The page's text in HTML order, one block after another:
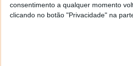
consentimento a qualquer momento
clicando no botão "Privacidade" na